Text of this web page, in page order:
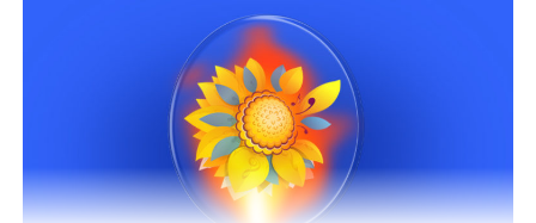
На сегодняшний день ARTANKARA является одной
из ведущих площадок, способствующих развитию и
интеграции турецкого рынка современного
искусства в международный контекст.
В 2018 году ярмарку посетило более 43.000 человек.
В ярмарке приняли участие более галереи из Южной
Кореи, Болгарии, Англии, Македонии, Канады,